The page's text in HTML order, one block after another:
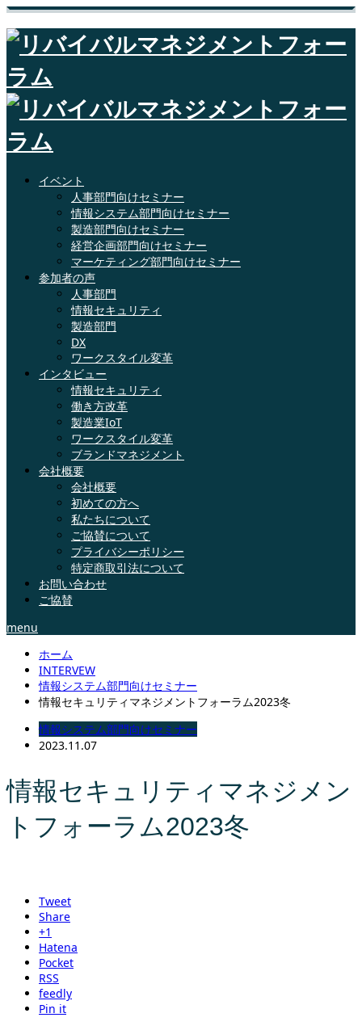
イベント
人事部門向けセミナー
情報システム部門向けセミナー
製造部門向けセミナー
経営企画部門向けセミナー
マーケティング部門向けセミナー
参加者の声
人事部門
情報セキュリティ
製造部門
DX
ワークスタイル変革
インタビュー
情報セキュリティ
働き方改革
製造業IoT
ワークスタイル変革
ブランドマネジメント
会社概要
会社概要
初めての方へ
私たちについて
ご協賛について
プライバシーポリシー
特定商取引法について
お問い合わせ
ご協賛
menu
ホーム
INTERVEW
情報システム部門向けセミナー
情報セキュリティマネジメントフォーラム2023冬
情報システム部門向けセミナー
2023.11.07
情報セキュリティマネジメン
トフォーラム2023冬
Tweet
Share
+1
Hatena
Pocket
RSS
feedly
Pin it